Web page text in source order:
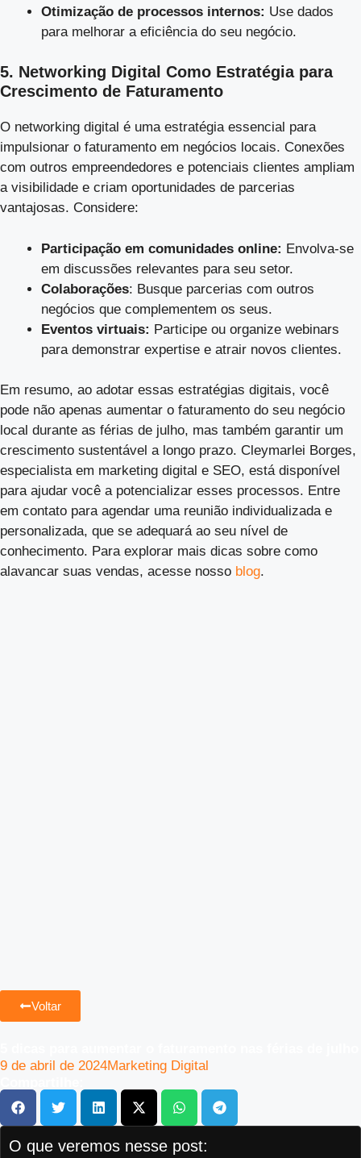
Otimização de processos internos: Use dados
para melhorar a eficiência do seu negócio.
5. Networking Digital Como Estratégia para
Crescimento de Faturamento
O networking digital é uma estratégia essencial para
impulsionar o faturamento em negócios locais. Conexões
com outros empreendedores e potenciais clientes ampliam
a visibilidade e criam oportunidades de parcerias
vantajosas. Considere:
Participação em comunidades online: Envolva-se
em discussões relevantes para seu setor.
Colaborações: Busque parcerias com outros
negócios que complementem os seus.
Eventos virtuais: Participe ou organize webinars
para demonstrar expertise e atrair novos clientes.
Em resumo, ao adotar essas estratégias digitais, você
pode não apenas aumentar o faturamento do seu negócio
local durante as férias de julho, mas também garantir um
crescimento sustentável a longo prazo. Cleymarlei Borges,
especialista em marketing digital e SEO, está disponível
para ajudar você a potencializar esses processos. Entre
em contato para agendar uma reunião individualizada e
personalizada, que se adequará ao seu nível de
conhecimento. Para explorar mais dicas sobre como
alavancar suas vendas, acesse nosso blog.
Voltar
9 de abril de 2024Marketing Digital
O que veremos nesse post: